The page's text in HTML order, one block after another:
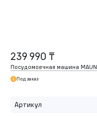
239 990 ₸
Посудомоечная машина
Под заказ
Артикул